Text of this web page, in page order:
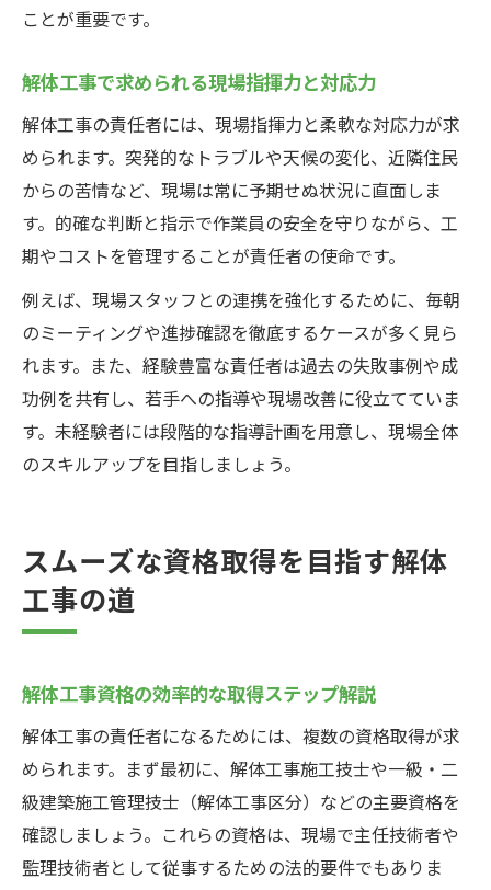
ことが重要です。
解体工事で求められる現場指揮力と対応力
解体工事の責任者には、現場指揮力と柔軟な対応力が求
められます。突発的なトラブルや天候の変化、近隣住民
からの苦情など、現場は常に予期せぬ状況に直面しま
す。的確な判断と指示で作業員の安全を守りながら、工
期やコストを管理することが責任者の使命です。
例えば、現場スタッフとの連携を強化するために、毎朝
のミーティングや進捗確認を徹底するケースが多く見ら
れます。また、経験豊富な責任者は過去の失敗事例や成
功例を共有し、若手への指導や現場改善に役立てていま
す。未経験者には段階的な指導計画を用意し、現場全体
のスキルアップを目指しましょう。
スムーズな資格取得を目指す解体
工事の道
解体工事資格の効率的な取得ステップ解説
解体工事の責任者になるためには、複数の資格取得が求
められます。まず最初に、解体工事施工技士や一級・二
級建築施工管理技士（解体工事区分）などの主要資格を
確認しましょう。これらの資格は、現場で主任技術者や
監理技術者として従事するための法的要件でもありま